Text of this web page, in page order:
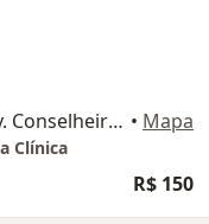
Ed. Belém Metropolitan - Av. Conselheiro Furtado, 2391 - Sala 102, Belém do Pará • Mapa
Clínica
R$ 150